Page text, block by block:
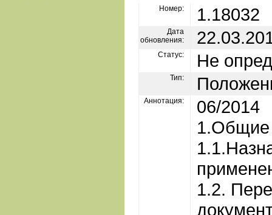
Номер: 1.18032
Дата
обновления:
Статус: Не
Тип:
Аннотация:
06/2014
1.Общие
1.2.